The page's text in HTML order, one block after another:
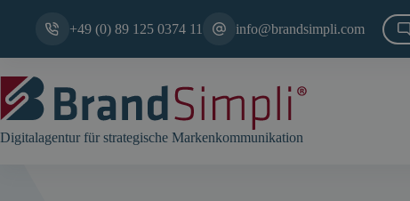
+49 (0) 89 125 0374 11 info@brandsimpli.com
Digitalagentur für strategische Markenkommunikation